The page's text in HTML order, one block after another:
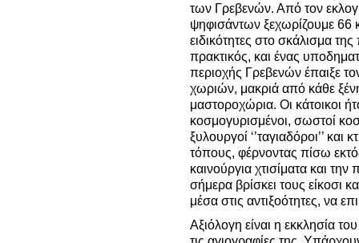
των Γρεβενών. Από τον
ψηφισάντων ξεχωρίζουμε 66
ειδικότητες στο σκάλισμα
πρακτικός, και ένας
περιοχής Γρεβενών έπαιξε
χωριών, μακριά από κάθε
μαστοροχώρια. Οι κάτοικοι
κοσμογυρισμένοι, σωστοί
ξυλουργοί ‘’ταγιαδόροι’’
τόπους, φέρνοντας πίσω
καινούργια χτισίματα και
σήμερα βρίσκει τους είκοσι
μέσα στις αντιξοότητες, να
Αξιόλογη είναι η εκκλησία